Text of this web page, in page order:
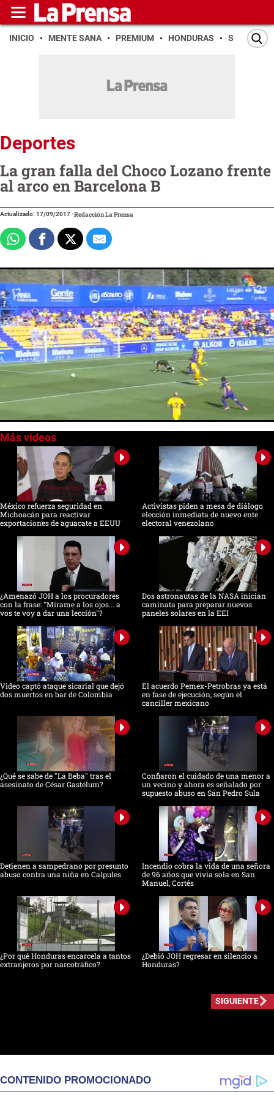
INICIO MENTE SANA PREMIUM HONDURAS SAN PEDRO
Deportes
La gran falla del Choco Lozano frente
al arco en Barcelona B
Actualizado: 17/09/2017-Redacción La Prensa
seconds
seconds
México refuerza seguridad en
Michoacán para reactivar
exportaciones de aguacate a EEUU
Activistas piden a mesa de diálogo
elección inmediata de nuevo ente
electoral venezolano
¿Amenazó JOH a los procuradores
con la frase: "Mírame a los ojos... a
vos te voy a dar una lección"?
Dos astronautas de la NASA inician
caminata para preparar nuevos
paneles solares en la EEI
Video captó ataque sicarial que dejó
dos muertos en bar de Colombia
El acuerdo Pemex-Petrobras ya está
en fase de ejecución, según el
canciller mexicano
¿Qué se sabe de "La Beba" tras el
asesinato de César Gastélum?
Confiaron el cuidado de una menor a
un vecino y ahora es señalado por
supuesto abuso en San Pedro Sula
Detienen a sampedrano por presunto
abuso contra una niña en Calpules
Incendio cobra la vida de una señora
de 96 años que vivía sola en San
Manuel, Cortés
¿Por qué Honduras encarcela a tantos
extranjeros por narcotráfico?
¿Debió JOH regresar en silencio a
Honduras?
SIGUIENTE
CONTENIDO PROMOCIONADO